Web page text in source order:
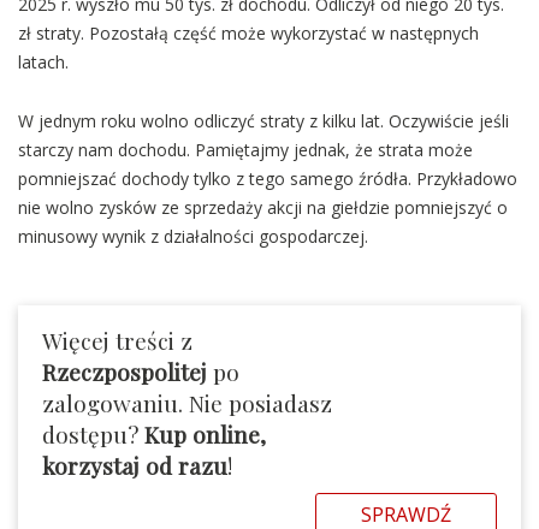
zł straty. Pozostałą część może wykorzystać w następnych
latach.
W jednym roku wolno odliczyć straty z kilku lat. Oczywiście jeśli
starczy nam dochodu. Pamiętajmy jednak, że strata może
pomniejszać dochody tylko z tego samego źródła. Przykładowo
nie wolno zysków ze sprzedaży akcji na giełdzie pomniejszyć o
minusowy wynik z działalności gospodarczej.
Więcej treści z
Rzeczpospolitej po
zalogowaniu. Nie posiadasz
dostępu?Kup online,
korzystaj od razu!
SPRAWDŹ